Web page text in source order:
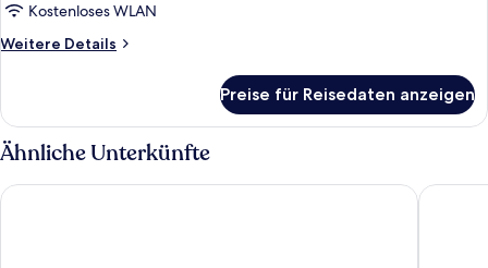
Kostenloses WLAN
Weitere Details
Weitere
Preise für Reisedaten anzeigen
Ähnliche Unterkünfte
Rioca Konstanz Posto 10 Holiday